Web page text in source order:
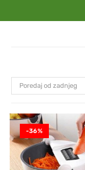
Poredaj od zadnjeg
-36%